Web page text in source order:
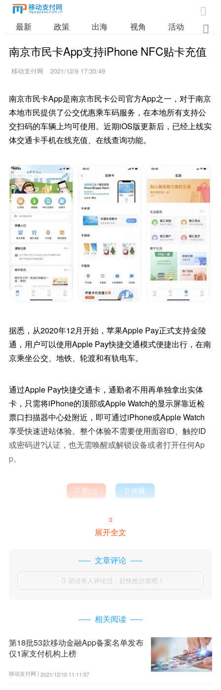

最新 政策 出海 视角 活动 业

南京市民卡App支持iPhone NFC贴卡充值
移动支付网 2021/12/9 17:30:49
南京市民卡App是南京市民卡公司官方App之一，对于南京
本地市民提供了公交优惠乘车码服务，在本地所有支持公
交扫码的车辆上均可使用。近期iOS版更新后，已经上线实
体交通卡手机在线充值、在线查询功能。
据悉，从2020年12月开始，苹果Apple Pay正式支持金陵
通，用户可以使用Apple Pay快捷交通模式便捷出行，在南
京乘坐公交、地铁、轮渡和有轨电车。
通过Apple Pay快捷交通卡，通勤者不用再单独拿出实体
卡，只需将iPhone的顶部或Apple Watch的显示屏靠近检
票口扫描器中心处附近，即可通过iPhone或Apple Watch
享受快速进站体验。整个体验不需要使用面容ID、触控ID
或密码进?认证，也无需唤醒或解锁设备或者打开任何Ap
p。
 赞()  收藏

展开全文
文章评论
 还没有人评论过，赶快抢沙发吧！
相关阅读
第18批53款移动金融App备案名单发布
仅1家支付机构上榜
移动支付网 | 2021/12/10 11:11:57